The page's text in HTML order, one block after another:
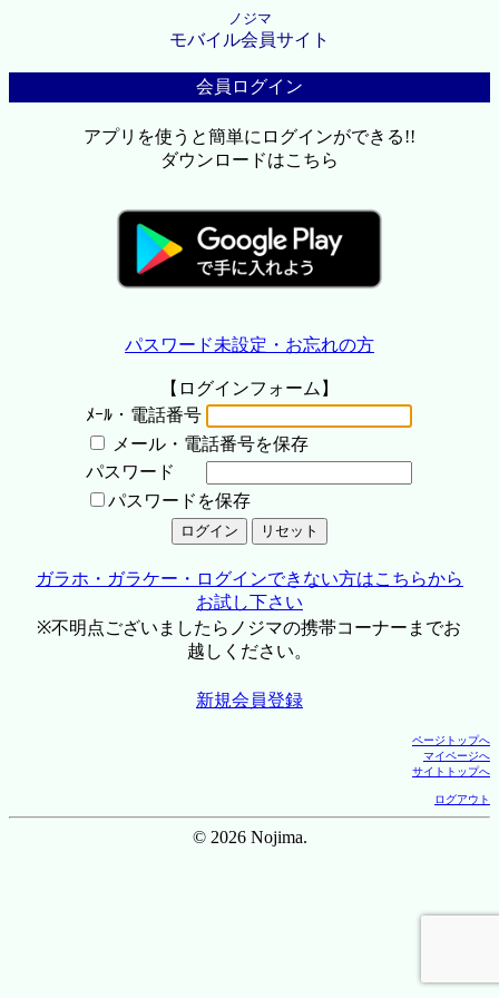
ノジマ
モバイル会員サイト
会員ログイン
アプリを使うと簡単にログインができる!!
ダウンロードはこちら
パスワード未設定・お忘れの方
【ログインフォーム】
ﾒｰﾙ・電話番号
メール・電話番号を保存
パスワード
パスワードを保存
ガラホ・ガラケー・ログインできない方はこちらから
お試し下さい
※不明点ございましたらノジマの携帯コーナーまでお
越しください。
新規会員登録
ページトップへ
マイページへ
サイトトップへ
ログアウト
© 2026 Nojima.